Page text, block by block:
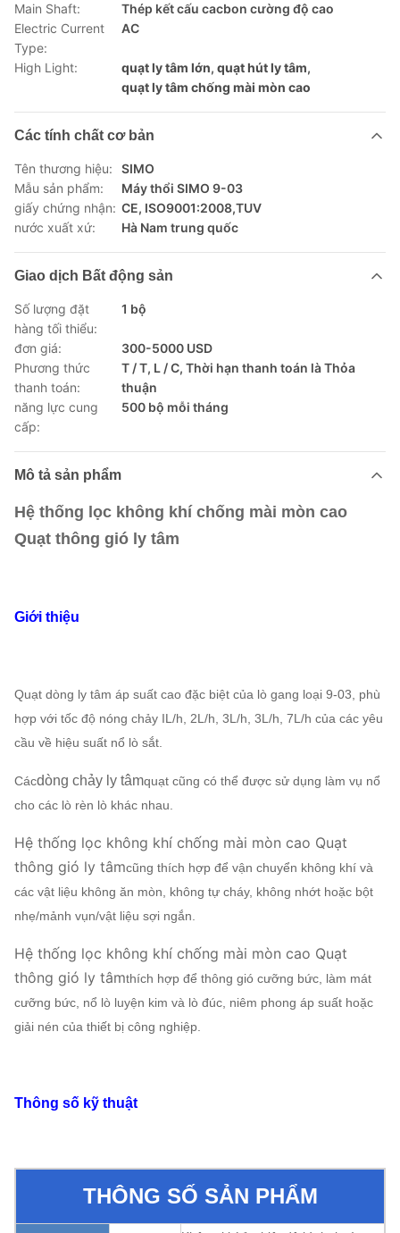
Main Shaft:
Thép kết cấu cacbon cường độ cao
Electric Current
Type:
AC
High Light: quạt ly tâm lớn, quạt hút ly tâm,
quạt ly tâm chống mài mòn cao
Các tính chất cơ bản
Tên thương hiệu:
SIMO
Mẫu sản phẩm:
Máy thổi SIMO 9-03
giấy chứng nhận: CE, ISO9001:2008,TUV
nước xuất xứ:
Hà Nam trung quốc
Giao dịch Bất động sản
Số lượng đặt
hàng tối thiểu:
1 bộ
đơn giá:
300-5000 USD
Phương thức
thanh toán:
T / T, L / C, Thời hạn thanh toán là Thỏa
thuận
năng lực cung
cấp:
500 bộ mỗi tháng
Mô tả sản phẩm
Hệ thống lọc không khí chống mài mòn cao
Quạt thông gió ly tâm
Giới thiệu
Quạt dòng ly tâm áp suất cao đặc biệt của lò gang loại 9-03, phù
hợp với tốc độ nóng chảy IL/h, 2L/h, 3L/h, 3L/h, 7L/h của các yêu
cầu về hiệu suất nổ lò sắt.
Cácdòng chảy ly tâmquạt cũng có thể được sử dụng làm vụ nổ
cho các lò rèn lò khác nhau.
Hệ thống lọc không khí chống mài mòn cao Quạt
thông gió ly tâmcũng thích hợp để vận chuyển không khí và
các vật liệu không ăn mòn, không tự cháy, không nhớt hoặc bột
nhẹ/mảnh vụn/vật liệu sợi ngắn.
Hệ thống lọc không khí chống mài mòn cao Quạt
thông gió ly tâmthích hợp để thông gió cưỡng bức, làm mát
cưỡng bức, nổ lò luyện kim và lò đúc, niêm phong áp suất hoặc
giải nén của thiết bị công nghiệp.
Thông số kỹ thuật
THÔNG SỐ SẢN PHẨM